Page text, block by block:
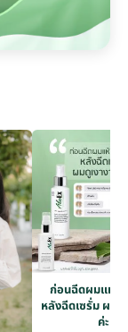
ก่อนฉีดผมแห้งก
หลังฉีดเซรั่ม ผมดู
ค่ะ